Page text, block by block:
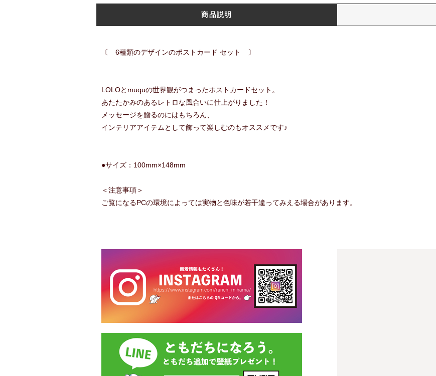
商品説明
〔 6種類のデザインのポストカード セット 〕
LOLOとmuquの世界観がつまったポストカードセット。
あたたかみのあるレトロな風合いに仕上がりました！
メッセージを贈るのにはもちろん、
インテリアアイテムとして飾って楽しむのもオススメです♪
●サイズ：100mm×148mm
＜注意事項＞
ご覧になるPCの環境によっては実物と色味が若干違ってみえる場合があります。